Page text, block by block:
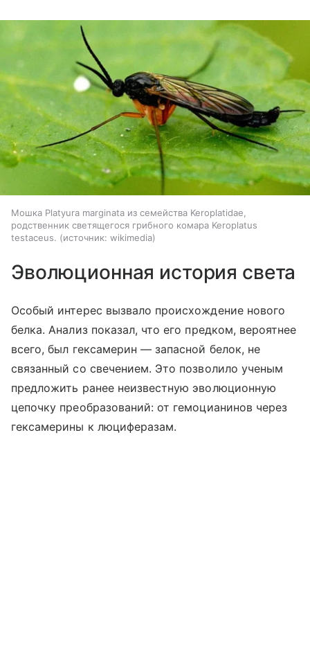
Мошка Platyura marginata из семейства Keroplatidae,
родственник светящегося грибного комара Keroplatus
testaceus.
источник: wikimedia
Эволюционная история света
Особый интерес вызвало происхождение нового
белка. Анализ показал, что его предком, вероятнее
всего, был гексамерин — запасной белок, не
связанный со свечением. Это позволило ученым
предложить ранее неизвестную эволюционную
цепочку преобразований: от гемоцианинов через
гексамерины к люциферазам.